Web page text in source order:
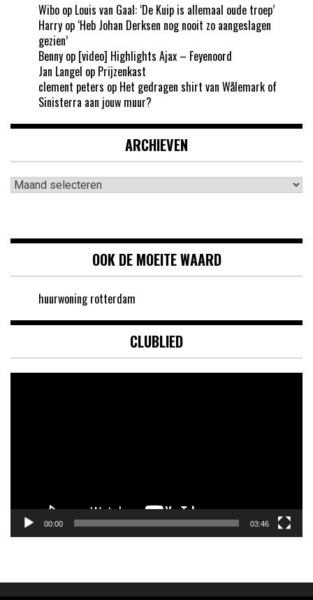
Wibo op Louis van Gaal: ‘De Kuip is allemaal oude troep’
Harry op ‘Heb Johan Derksen nog nooit zo aangeslagen
gezien’
Benny op [video] Highlights Ajax – Feyenoord
Jan Langel op Prijzenkast
clement peters op Het gedragen shirt van Wålemark of
Sinisterra aan jouw muur?
ARCHIEVEN
Archieven
OOK DE MOEITE WAARD
huurwoning rotterdam
CLUBLIED
00:00 03:46